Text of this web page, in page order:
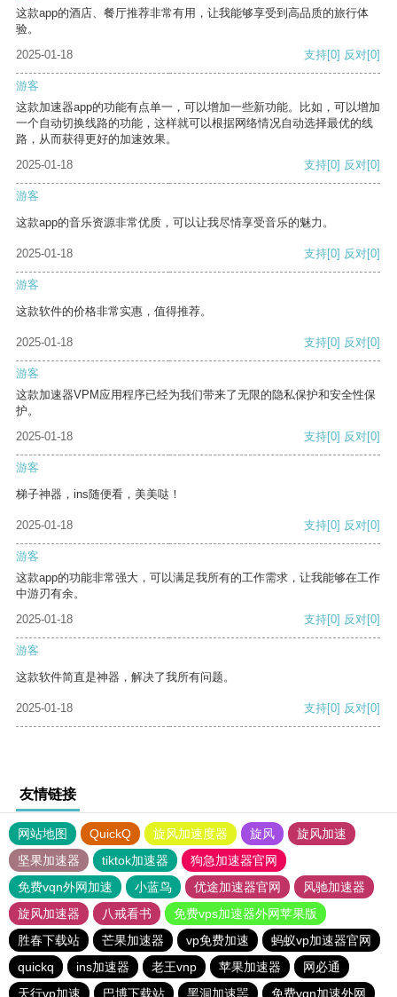
这款app的酒店、餐厅推荐非常有用，让我能够享受到高品质的旅行体
验。
2025-01-18
支持[0] 反对[0]
游客
这款加速器app的功能有点单一，可以增加一些新功能。比如，可以增加
一个自动切换线路的功能，这样就可以根据网络情况自动选择最优的线
路，从而获得更好的加速效果。
2025-01-18
支持[0] 反对[0]
游客
这款app的音乐资源非常优质，可以让我尽情享受音乐的魅力。
2025-01-18 支持[0] 反对[0]
游客
这款软件的价格非常实惠，值得推荐。
2025-01-18 支持[0] 反对[0]
游客
这款加速器VPM应用程序已经为我们带来了无限的隐私保护和安全性保
护。
2025-01-18
支持[0] 反对[0]
游客
梯子神器，ins随便看，美美哒！
2025-01-18 支持[0] 反对[0]
游客
这款app的功能非常强大，可以满足我所有的工作需求，让我能够在工作
中游刃有余。
2025-01-18
支持[0] 反对[0]
游客
这款软件简直是神器，解决了我所有问题。
2025-01-18 支持[0] 反对[0]
友情链接
网站地图 QuickQ 旋风加速度器 旋风
旋风加速
坚果加速器
tiktok加速器
狗急加速器官网
免费vqn外网加速
小蓝鸟 优途加速器官网
风驰加速器
旋风加速器
八戒看书
免费vps加速器外网苹果版
胜春下载站
芒果加速器 vp免费加速
蚂蚁vp加速器官网
quickq
ins加速器 老王vnp 苹果加速器
网必通
天行vp加速
巴博下载站 黑洞加速噐 免费vqn加速外网